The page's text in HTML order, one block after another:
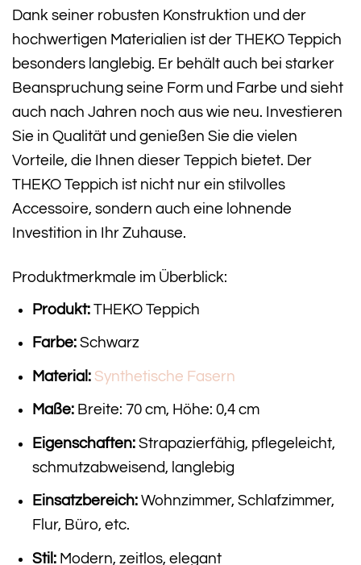
Dank seiner robusten Konstruktion und der
hochwertigen Materialien ist der THEKO Teppich
besonders langlebig. Er behält auch bei starker
Beanspruchung seine Form und Farbe und sieht
auch nach Jahren noch aus wie neu. Investieren
Sie in Qualität und genießen Sie die vielen
Vorteile, die Ihnen dieser Teppich bietet. Der
THEKO Teppich ist nicht nur ein stilvolles
Accessoire, sondern auch eine lohnende
Investition in Ihr Zuhause.
Produktmerkmale im Überblick:
Produkt:THEKO Teppich
Farbe:Schwarz
Material: Synthetische Fasern
Maße:Breite: 70 cm, Höhe: 0,4 cm
Eigenschaften:Strapazierfähig, pflegeleicht,
schmutzabweisend, langlebig
Einsatzbereich:Wohnzimmer, Schlafzimmer,
Flur, Büro, etc.
Stil:Modern, zeitlos, elegant